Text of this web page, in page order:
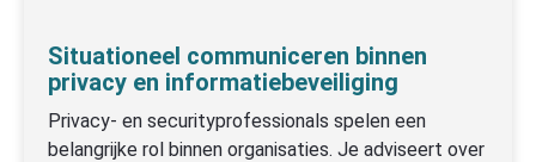
Situationeel communiceren binnen
privacy en informatiebeveiliging
Privacy- en securityprofessionals spelen een
belangrijke rol binnen organisaties. Je adviseert over